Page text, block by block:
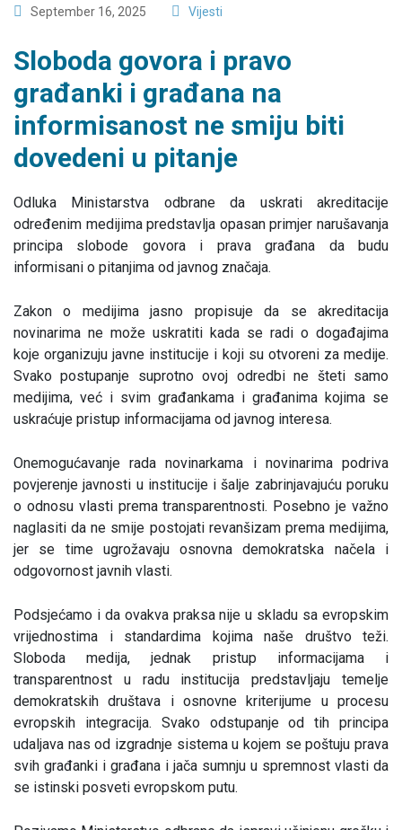
September 16, 2025 Vijesti
Sloboda govora i pravo
građanki i građana na
informisanost ne smiju biti
dovedeni u pitanje
Odluka Ministarstva odbrane da uskrati akreditacije
određenim medijima predstavlja opasan primjer narušavanja
principa slobode govora i prava građana da budu
informisani o pitanjima od javnog značaja.
Zakon o medijima jasno propisuje da se akreditacija
novinarima ne može uskratiti kada se radi o događajima
koje organizuju javne institucije i koji su otvoreni za medije.
Svako postupanje suprotno ovoj odredbi ne šteti samo
medijima, već i svim građankama i građanima kojima se
uskraćuje pristup informacijama od javnog interesa.
Onemogućavanje rada novinarkama i novinarima podriva
povjerenje javnosti u institucije i šalje zabrinjavajuću poruku
o odnosu vlasti prema transparentnosti. Posebno je važno
naglasiti da ne smije postojati revanšizam prema medijima,
jer se time ugrožavaju osnovna demokratska načela i
odgovornost javnih vlasti.
Podsjećamo i da ovakva praksa nije u skladu sa evropskim
vrijednostima i standardima kojima naše društvo teži.
Sloboda medija, jednak pristup informacijama i
transparentnost u radu institucija predstavljaju temelje
demokratskih društava i osnovne kriterijume u procesu
evropskih integracija. Svako odstupanje od tih principa
udaljava nas od izgradnje sistema u kojem se poštuju prava
svih građanki i građana i jača sumnju u spremnost vlasti da
se istinski posveti evropskom putu.